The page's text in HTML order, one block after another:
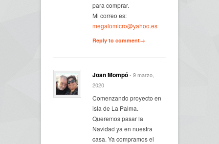
para comprar.
Mi correo es:
megalomicro@yahoo.es
Reply to comment→
Joan Mompó- 9 marzo,
2020
Comenzando proyecto en
isla de La Palma.
Queremos pasar la
Navidad ya en nuestra
casa. Ya compramos el